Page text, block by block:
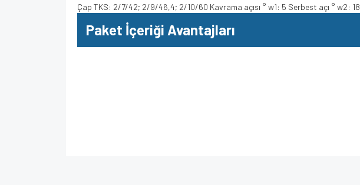
Çap TKS: 2/7/42; 2/9/46,4; 2/10/60 Kavrama açısı ° w1: 5 Serbest açı ° w2: 18
Paket İçeriği Avantajları